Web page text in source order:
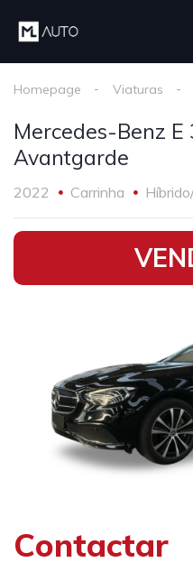
Homepage Viaturas
Mercedes-Benz E
Avantgarde
2022 Carrinha
•
Contactar